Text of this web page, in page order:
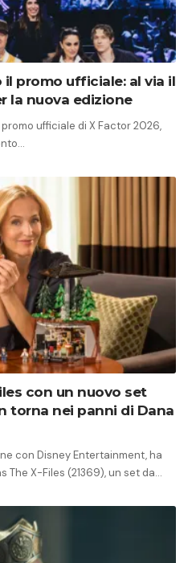
promo ufficiale: al via il
la nuova edizione
ufficiale di X Factor 2026,
con un nuovo set
torna nei panni di Dana
con Disney Entertainment, ha
The X-Files (21369), un set da…